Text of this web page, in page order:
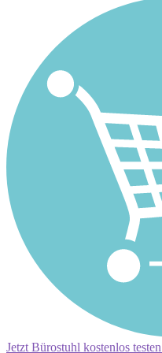
Jetzt Bürostuhl kostenlos